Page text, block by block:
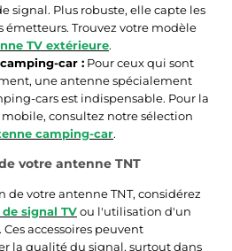
signal. Plus robuste, elle capte les
émetteurs. Trouvez votre modèle
TV extérieure.
car : Pour ceux qui sont
une antenne spécialement
cars est indispensable. Pour la
consultez notre sélection
camping-car.
votre antenne TNT
de votre antenne TNT, considérez
signal TVou l'utilisation d'un
. Ces accessoires peuvent
la qualité du signal, surtout dans